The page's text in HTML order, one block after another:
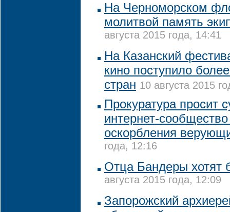
На Черноморском
молитвой память
августа 2015 года, 14:41
На Казанский
кино поступило
стран 10 августа 2015
Прокуратура просит
интернет-
оскорбления
года, 12:16
Отца Бандеры хотят
августа 2015 года, 12:09
Запорожский